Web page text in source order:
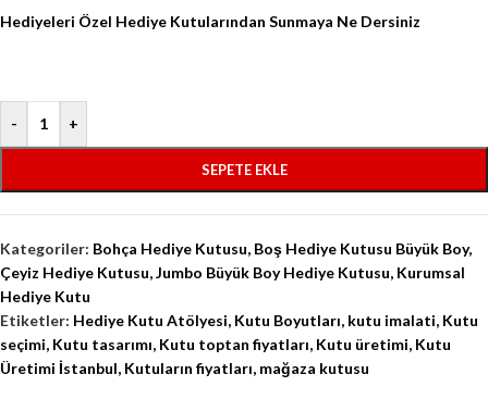
Hediyeleri Özel Hediye Kutularından Sunmaya Ne Dersiniz
- +
SEPETE EKLE
Kategoriler: Bohça Hediye Kutusu, Boş Hediye Kutusu Büyük Boy,
Çeyiz Hediye Kutusu,Jumbo Büyük Boy Hediye Kutusu, Kurumsal
Hediye Kutu
Etiketler: Hediye Kutu Atölyesi, Kutu Boyutları, kutu imalati, Kutu
seçimi, Kutu tasarımı, Kutu toptan fiyatları, Kutu üretimi, Kutu
Üretimi İstanbul, Kutuların fiyatları, mağaza kutusu